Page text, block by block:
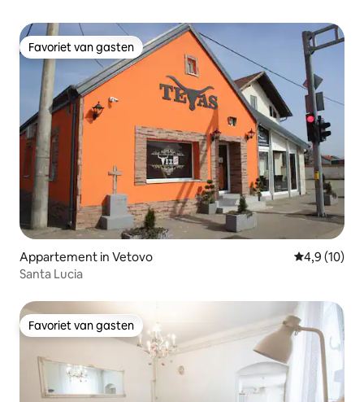
Favoriet van gasten
Favoriet van gasten
Appartement in Vetovo
4,9 (10)
Santa Lucia
Favoriet van gasten
Favoriet van gasten